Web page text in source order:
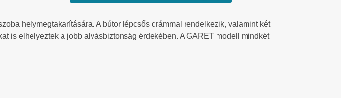
helymegtakarítására. A bútor lépcsős drámmal rendelkezik, valamint két
is elhelyeztek a jobb alvásbiztonság érdekében. A GARET modell mindkét